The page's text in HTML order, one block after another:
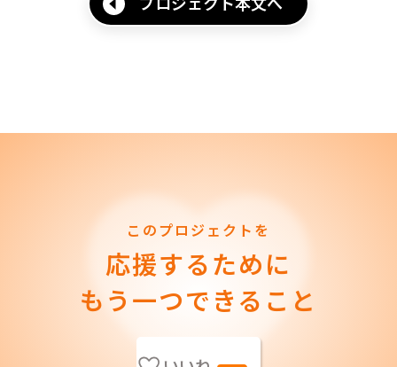
このプロジェクトを
応援するために
もう一つできること